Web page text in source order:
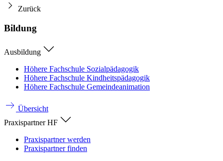
Zurück
Bildung
Ausbildung
Höhere Fachschule Sozialpädagogik
Höhere Fachschule Kindheitspädagogik
Höhere Fachschule Gemeindeanimation
Übersicht
Praxispartner HF
Praxispartner werden
Praxispartner finden